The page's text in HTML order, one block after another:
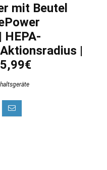
mit Beutel
HEPA-
|